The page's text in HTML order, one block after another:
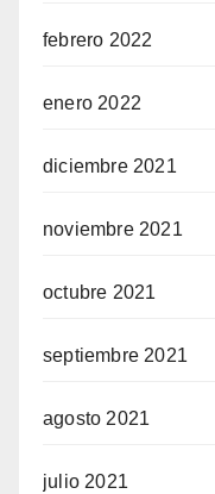
febrero 2022
enero 2022
diciembre 2021
noviembre 2021
octubre 2021
septiembre 2021
agosto 2021
julio 2021